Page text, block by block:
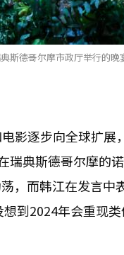
斯德哥尔摩市政厅举行的晚
影逐步向全球扩
瑞典斯德哥尔摩的
，而韩江在发言
想到2024年会重